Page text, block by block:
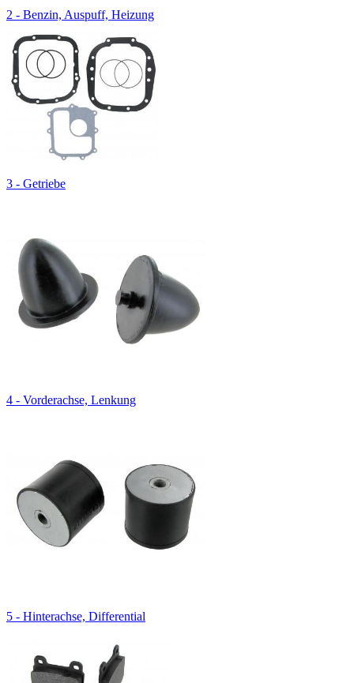
2 - Benzin, Auspuff, Heizung
3 - Getriebe
4 - Vorderachse, Lenkung
5 - Hinterachse, Differential